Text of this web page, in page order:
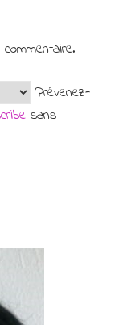
Prévenez-
sans